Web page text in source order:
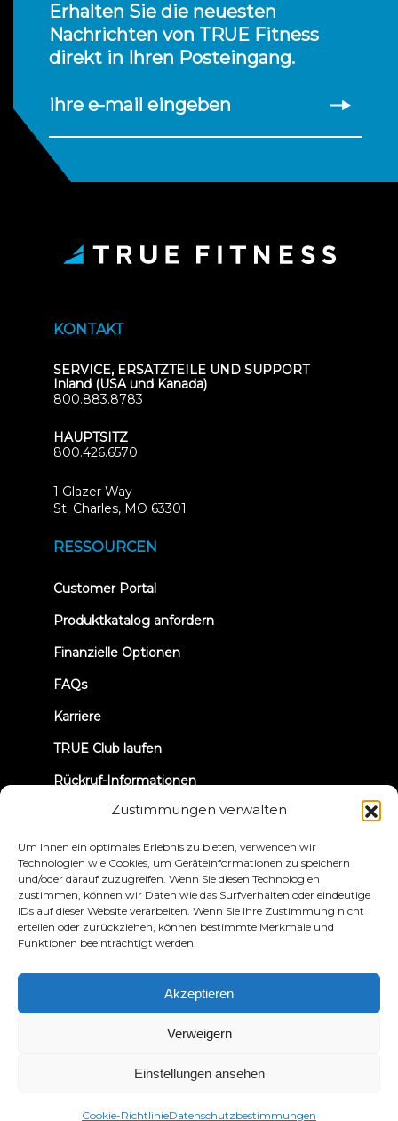
Zustimmungen verwalten
Um Ihnen ein optimales Erlebnis zu bieten, verwenden wir
Technologien wie Cookies, um Geräteinformationen zu speichern
und/oder darauf zuzugreifen. Wenn Sie diesen Technologien
zustimmen, können wir Daten wie das Surfverhalten oder eindeutige
IDs auf dieser Website verarbeiten. Wenn Sie Ihre Zustimmung nicht
erteilen oder zurückziehen, können bestimmte Merkmale und
Funktionen beeinträchtigt werden.
Akzeptieren
Verweigern
Einstellungen ansehen
Cookie-RichtlinieDatenschutzbestimmungen
Erhalten Sie die neuesten
Nachrichten von TRUE Fitness
direkt in Ihren Posteingang.
ihre e-mail eingeben
KONTAKT
SERVICE, ERSATZTEILE UND SUPPORT
Inland (USA und Kanada)
800.883.8783
HAUPTSITZ
800.426.6570
1 Glazer Way
St. Charles, MO 63301
RESSOURCEN
Customer Portal(opens
new
Produktkatalog anfordern
Finanzielle Optionen
FAQs
Karriere
TRUE Club laufen
Rückruf-Informationen
© 2026 True Fitness. All Rights Reserved
Datenschutzbestimmungen
Konditionen
Erklärung zur Zugänglichkeit